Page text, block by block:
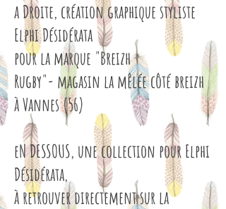
a Droite, création graphique styliste
Elphi Désidérata
pour la marque "Breizh
Rugby"- magasin la mêlée côté breizh
à Vannes (56)
eN DESSOUS, une collection pour Elphi
Désidérata,
à retrouver directement sur la